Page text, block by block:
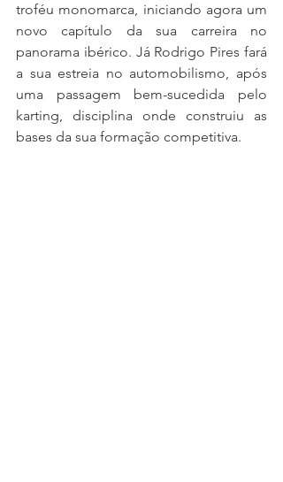
troféu monomarca, iniciando agora um
novo capítulo da sua carreira no
panorama ibérico. Já Rodrigo Pires fará
a sua estreia no automobilismo, após
uma passagem bem-sucedida pelo
karting, disciplina onde construiu as
bases da sua formação competitiva.